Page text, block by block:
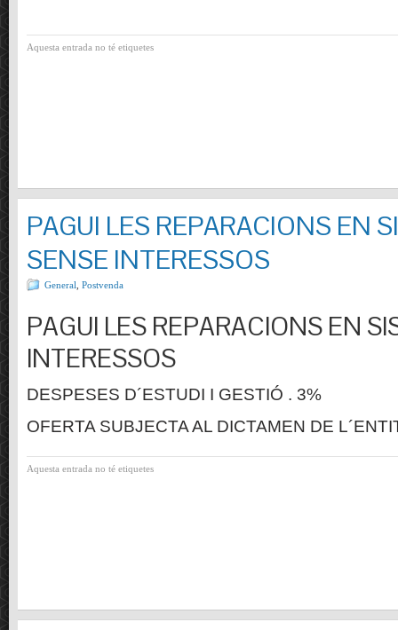
Aquesta entrada no té etiquetes
PAGUI LES REPARACIONS EN
SENSE INTERESSOS
General Postvenda
PAGUI LES REPARACIONS EN
INTERESSOS
DESPESES D´ESTUDI I GESTIÓ . 3%
OFERTA SUBJECTA AL DICTAMEN DE
Aquesta entrada no té etiquetes